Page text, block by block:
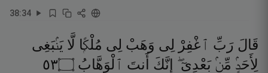
38:34
قَالَ رَبِّ ٱغْفِرْ لِى وَهَبْ لِى مُلْكًۭا لَّا يَنۢبَغِى
لِأَحَدٍۢ مِّنۢ بَعْدِىٓ ۖ إِنَّكَ أَنتَ ٱلْوَهَّابُ ۝٣٥